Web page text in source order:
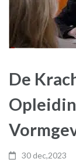
De
30 dec,2023